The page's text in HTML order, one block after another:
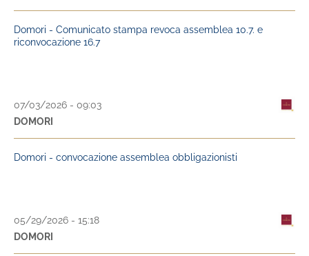
Domori - Comunicato stampa revoca assemblea 10.7. e
riconvocazione 16.7
07/03/2026 - 09:03
DOMORI
Domori - convocazione assemblea obbligazionisti
05/29/2026 - 15:18
DOMORI